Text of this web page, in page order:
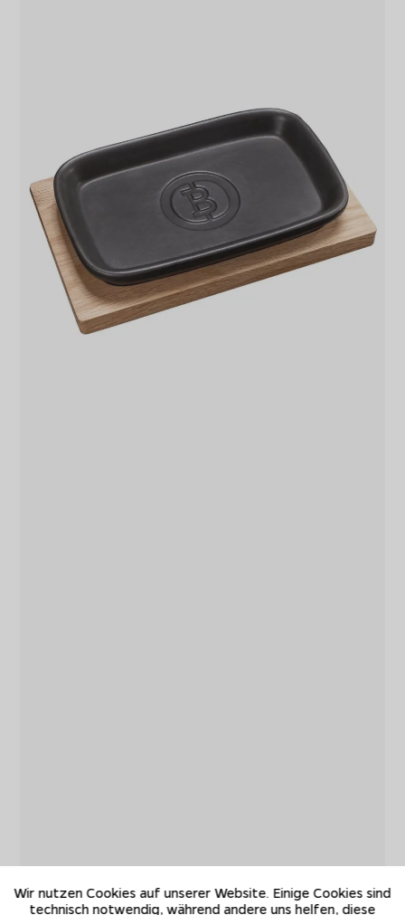
Wir nutzen Cookies auf unserer Website. Einige Cookies sind
technisch notwendig, während andere uns helfen, diese